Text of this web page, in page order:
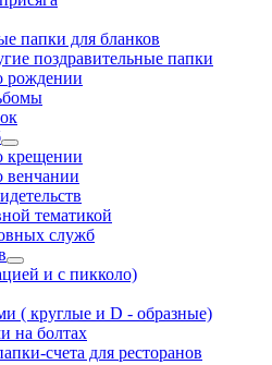
папки для бланков
поздравительные папки
рождении
крещении
венчании
тематикой
служб
и с пикколо)
( круглые и D - образные)
на болтах
счета для ресторанов